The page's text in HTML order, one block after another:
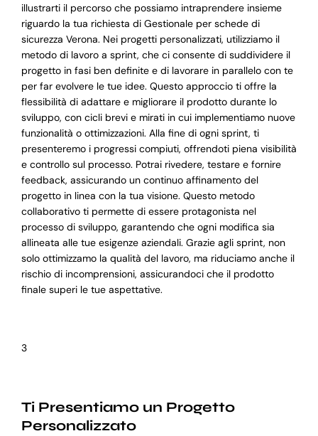
illustrarti il percorso che possiamo intraprendere insieme
riguardo la tua richiesta di Gestionale per schede di
sicurezza Verona. Nei progetti personalizzati, utilizziamo il
metodo di lavoro a sprint, che ci consente di suddividere il
progetto in fasi ben definite e di lavorare in parallelo con te
per far evolvere le tue idee. Questo approccio ti offre la
flessibilità di adattare e migliorare il prodotto durante lo
sviluppo, con cicli brevi e mirati in cui implementiamo nuove
funzionalità o ottimizzazioni. Alla fine di ogni sprint, ti
presenteremo i progressi compiuti, offrendoti piena visibilità
e controllo sul processo. Potrai rivedere, testare e fornire
feedback, assicurando un continuo affinamento del
progetto in linea con la tua visione. Questo metodo
collaborativo ti permette di essere protagonista nel
processo di sviluppo, garantendo che ogni modifica sia
allineata alle tue esigenze aziendali. Grazie agli sprint, non
solo ottimizzamo la qualità del lavoro, ma riduciamo anche il
rischio di incomprensioni, assicurandoci che il prodotto
finale superi le tue aspettative.
3
Ti Presentiamo un Progetto
Personalizzato